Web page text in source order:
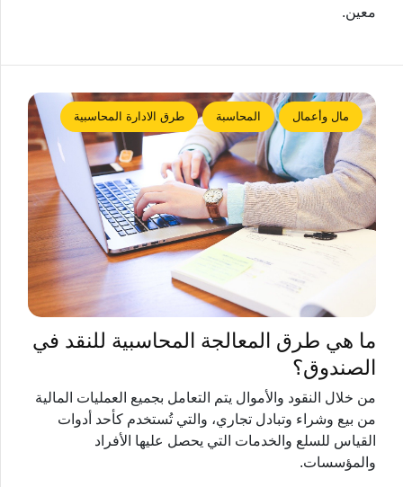
معين.
مال وأعمال المحاسبة طرق الادارة المحاسبية
ما هي طرق المعالجة المحاسبية للنقد في
الصندوق؟
من خلال النقود والأموال يتم التعامل بجميع العمليات المالية
من بيع وشراء وتبادل تجاري، والتي تُستخدم كأحد أدوات
القياس للسلع والخدمات التي يحصل عليها الأفراد
والمؤسسات.